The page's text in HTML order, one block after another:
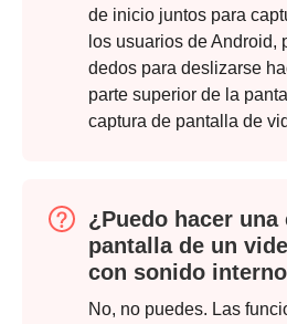
de inicio juntos para
los usuarios de Android,
dedos para deslizarse
parte superior de la
captura de pantalla de
¿Puedo hacer una
pantalla de un
con sonido
No, no puedes. Las